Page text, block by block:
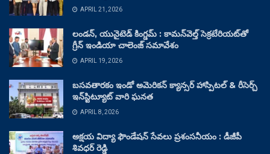
APRIL 21, 2026
లండన్, యునైటెడ్ కింగ్డమ్ : కామన్‌వెల్త్ సెక్రటేరియట్‌తో
గ్రీన్ ఇండియా చాలెంజ్ సమావేశం
APRIL 19, 2026
బసవతారకం ఇండో అమెరికన్ క్యాన్సర్ హాస్పిటల్ & రీసెర్చ్
ఇన్‌స్టిట్యూట్ వారి ఘనత
APRIL 8, 2026
అక్షయ విద్యా ఫౌండేషన్ సేవలు ప్రశంసనీయం : డీజీపీ
శివధర్ రెడ్డి